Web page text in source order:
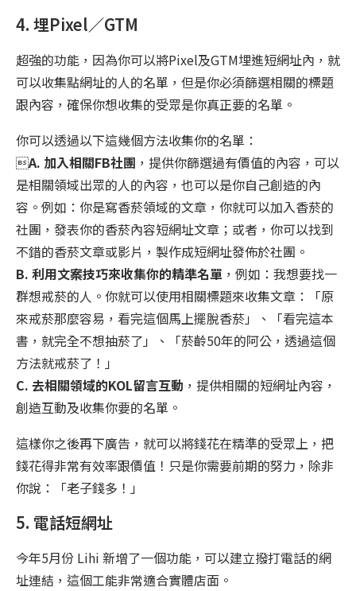
4. 埋Pixel／GTM
超強的功能，因為你可以將Pixel及GTM埋進短網址內，就
可以收集點網址的人的名單，但是你必須篩選相關的標題
跟內容，確保你想收集的受眾是你真正要的名單。
你可以透過以下這幾個方法收集你的名單：
A. 加入相關FB社團 ，提供你篩選過有價值的內容，可以
是相關領域出眾的人的內容，也可以是你自己創造的內
容。例如：你是寫香菸領域的文章，你就可以加入香菸的
社團，發表你的香菸內容短網址文章；或者，你可以找到
不錯的香菸文章或影片，製作成短網址發佈於社團。
B. 利用文案技巧來收集你的精準名單 ，例如：我想要找一
群想戒菸的人。你就可以使用相關標題來收集文章：「原
來戒菸那麼容易，看完這個馬上擺脫香菸」、「看完這本
書，就完全不想抽菸了」、「菸齡50年的阿公，透過這個
方法就戒菸了！」
C. 去相關領域的KOL留言互動 ，提供相關的短網址內容，
創造互動及收集你要的名單。
這樣你之後再下廣告，就可以將錢花在精準的受眾上，把
錢花得非常有效率跟價值！只是你需要前期的努力，除非
你說：「老子錢多！」
5. 電話短網址
今年5月份 Lihi 新增了一個功能，可以建立撥打電話的網
址連結，這個工能非常適合實體店面。